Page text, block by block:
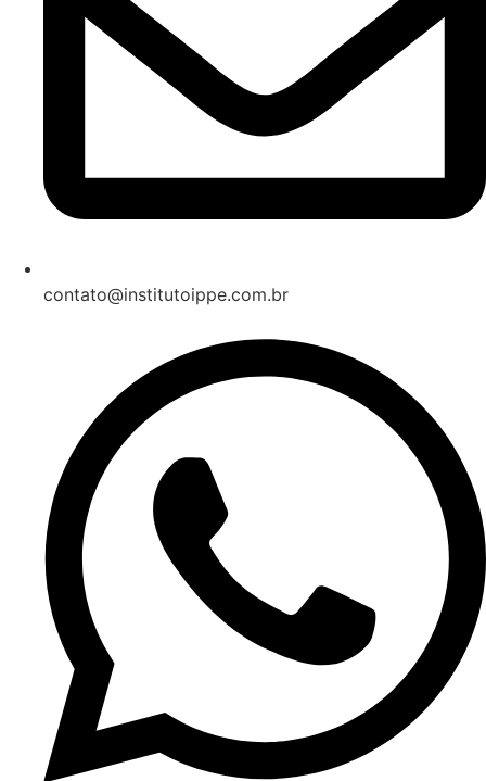
contato@institutoippe.com.br